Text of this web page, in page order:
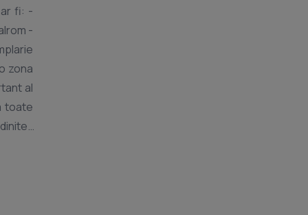
fi: -
-
zona
al
toate
.